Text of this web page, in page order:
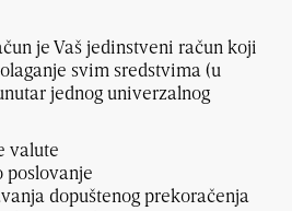
je Vaš jedinstveni račun koji
svim sredstvima (u
jednog univerzalnog
valute
poslovanje
dopuštenog prekoračenja